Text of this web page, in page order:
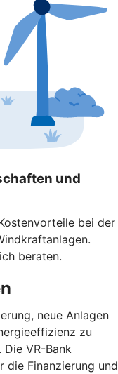
und
bei der
beraten.
neue Anlagen
zu
VR-Bank
die Finanzierung und